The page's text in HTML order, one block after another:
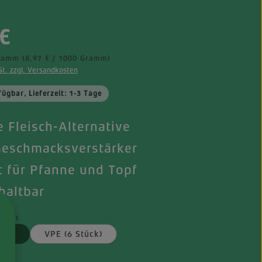
(8,97 € / 1000 Gramm)
zzgl. Versandkosten
Fleisch-Alternative
für Pfanne und Topf
Lieferzeit: 1-3 Tage
VPE (6 Stück)